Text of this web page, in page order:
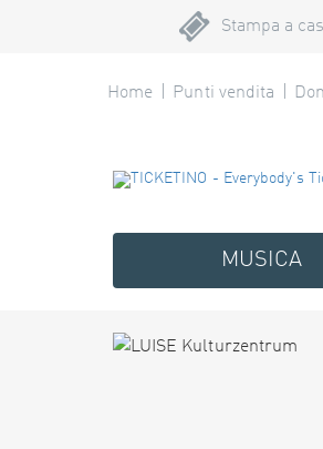
Stampa a
Home Punti vendita
MUSICA